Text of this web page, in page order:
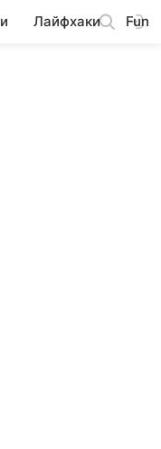
Лайфхаки Fun